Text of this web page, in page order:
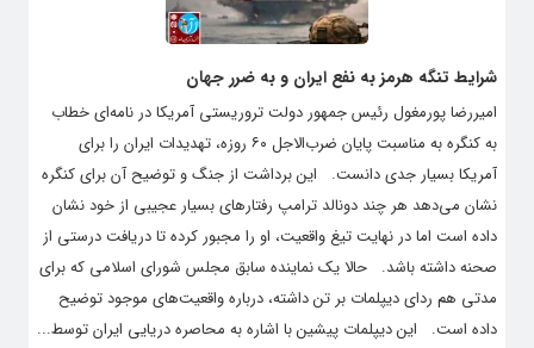
شرایط تنگه هرمز به نفع ایران و به ضرر جهان
امیررضا پورمغول رئیس جمهور دولت تروریستی آمریکا در نامه‌ای خطاب
به کنگره به مناسبت پایان ضرب‌الاجل ۶۰ روزه، تهدیدات ایران را برای
آمریکا بسیار جدی دانست. این برداشت از جنگ و توضیح آن برای کنگره
نشان می‌دهد هر چند دونالد ترامپ رفتارهای بسیار عجیبی از خود نشان
داده است اما در نهایت تیغ واقعیت، او را مجبور کرده تا دریافت درستی از
صحنه داشته باشد. حالا یک نماینده سابق مجلس شورای اسلامی که برای
مدتی هم ردای دیپلمات بر تن داشته، درباره واقعیت‌های موجود توضیح
داده است. این دیپلمات پیشین با اشاره به محاصره دریایی ایران توسط...